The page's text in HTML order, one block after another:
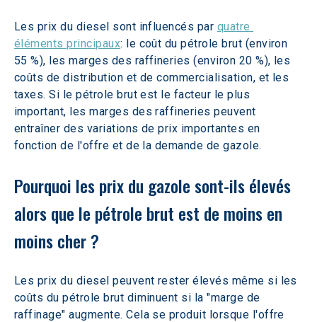
Les prix du diesel sont influencés par quatre
éléments principaux: le coût du pétrole brut (environ
55 %), les marges des raffineries (environ 20 %), les
coûts de distribution et de commercialisation, et les
taxes. Si le pétrole brut est le facteur le plus
important, les marges des raffineries peuvent
entraîner des variations de prix importantes en
fonction de l'offre et de la demande de gazole.
Pourquoi les prix du gazole sont-ils élevés
alors que le pétrole brut est de moins en
moins cher ?
Les prix du diesel peuvent rester élevés même si les
coûts du pétrole brut diminuent si la "marge de
raffinage" augmente. Cela se produit lorsque l'offre